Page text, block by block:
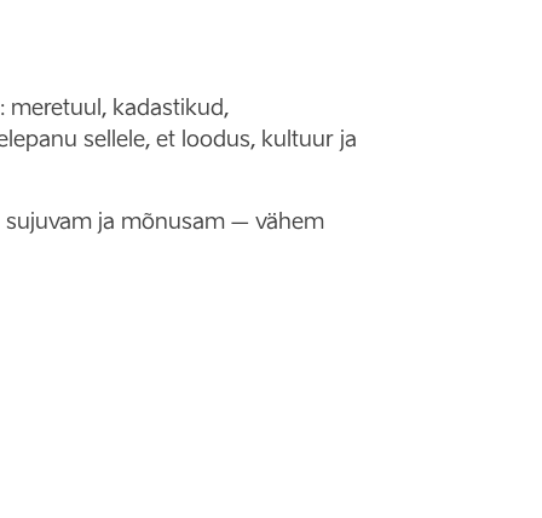
: meretuul, kadastikud,
sellele, et loodus, kultuur ja
ja mõnusam – vähem